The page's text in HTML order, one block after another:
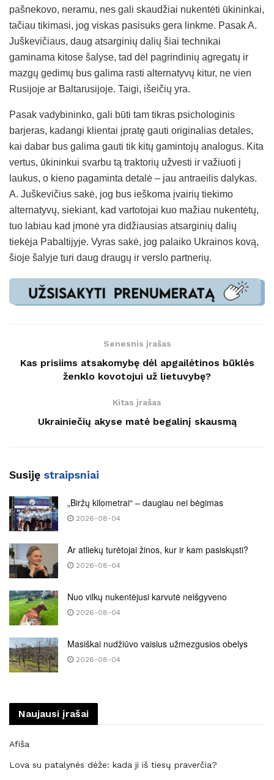
pašnekovo, neramu, nes gali skaudžiai nukentėti ūkininkai,
tačiau tikimasi, jog viskas pasisuks gera linkme. Pasak A.
Juškevičiaus, daug atsarginių dalių šiai technikai
gaminama kitose šalyse, tad dėl pagrindinių agregatų ir
mazgų gedimų bus galima rasti alternatyvų kitur, ne vien
Rusijoje ar Baltarusijoje. Taigi, išeičių yra.
Pasak vadybininko, gali būti tam tikras psichologinis
barjeras, kadangi klientai įpratę gauti originalias detales,
kai dabar bus galima gauti tik kitų gamintojų analogus. Kita
vertus, ūkininkui svarbu tą traktorių užvesti ir važiuoti į
laukus, o kieno pagaminta detalė – jau antraeilis dalykas.
A. Juškevičius sakė, jog bus ieškoma įvairių tiekimo
alternatyvų, siekiant, kad vartotojai kuo mažiau nukentėtų,
tuo labiau kad įmonė yra didžiausias atsarginių dalių
tiekėja Pabaltijyje. Vyras sakė, jog palaiko Ukrainos kovą,
šioje šalyje turi daug draugų ir verslo partnerių.
Senesnis įrašas
Kas prisiims atsakomybę dėl apgailėtinos būklės
ženklo kovotojui už lietuvybę?
Kitas įrašas
Ukrainiečių akyse matė begalinį skausmą
Susiję straipsniai
„Biržų kilometrai“ – daugiau nei bėgimas
2026-08-04
Ar atliekų turėtojai žinos, kur ir kam pasiskųsti?
2026-08-04
Nuo vilkų nukentėjusi karvutė neišgyveno
2026-08-04
Masiškai nudžiūvo vaisius užmezgusios obelys
2026-08-04
Naujausi įrašai
Afiša
Lova su patalynės dėže: kada ji iš tiesų praverčia?